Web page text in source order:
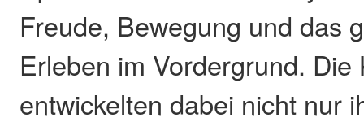
Freude, Bewegung und das
Erleben im Vordergrund. Die
entwickelten dabei nicht nur